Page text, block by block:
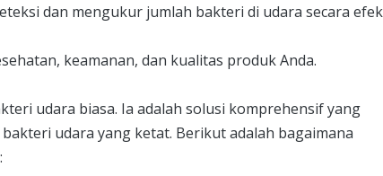
dan mengukur jumlah bakteri di udara secara
keamanan, dan kualitas produk Anda.
udara biasa. Ia adalah solusi komprehensif yang
udara yang ketat. Berikut adalah bagaimana